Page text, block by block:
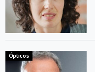
Ópticos